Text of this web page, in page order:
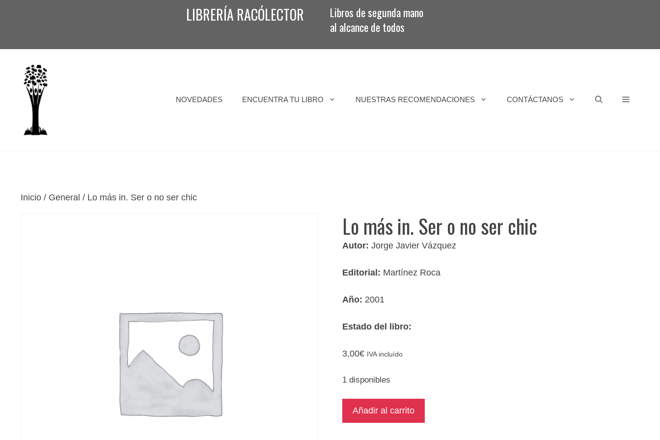
LIBRERÍA RACÓLECTOR
Libros de segunda mano
al alcance de todos
NOVEDADES ENCUENTRA TU LIBRO NUESTRAS RECOMENDACIONES CONTÁCTANOS
Inicio / General / Lo más in. Ser o no ser chic
Lo más in. Ser o no ser chic
Autor:Jorge Javier Vázquez
Editorial: Martínez Roca
Año: 2001
Estado del libro:
3,00€ IVA incluído
1 disponibles
Añadir al carrito